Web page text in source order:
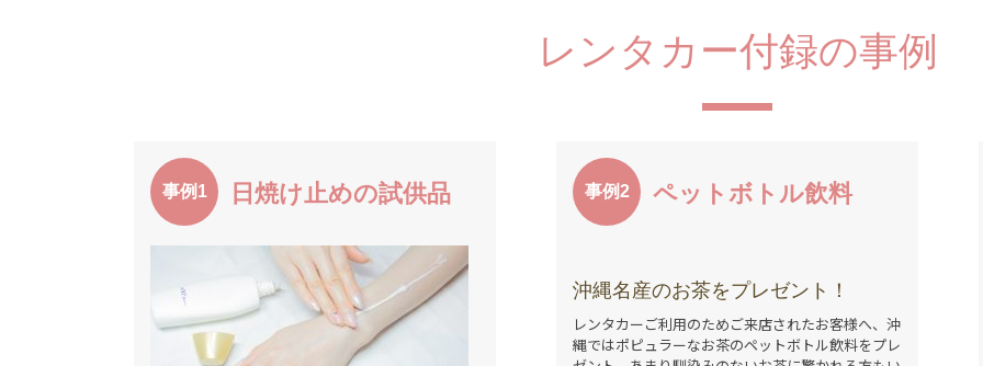
レンタカー付録の事例
事例1 日焼け止めの試供品 事例2 ペットボトル飲料
沖縄名産のお茶をプレゼント！
レンタカーご利用のためご来店されたお客様へ、沖
縄ではポピュラーなお茶のペットボトル飲料をプレ